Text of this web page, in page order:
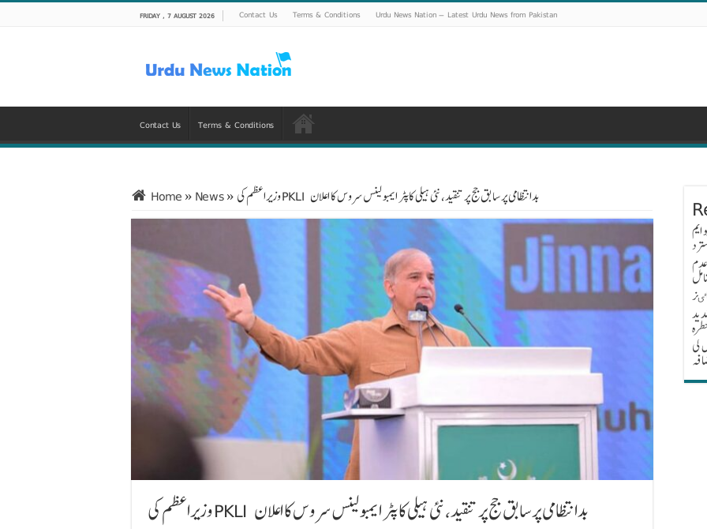
FRIDAY , 7 AUGUST 2026 Contact Us Terms & Conditions Urdu News Nation – Latest Urdu News from Pakistan
Contact Us Terms & Conditions
Home » News» وزیراعظم کی PKLI بدانتظامی پر سابق جج پر تنقید، نئی ہیلی کاپٹر ایمبولینس سروس کا اعلان
وزیراعظم کی PKLI بدانتظامی پر سابق جج پر تنقید، نئی ہیلی کاپٹر ایمبولینس سروس کا اعلان
کی